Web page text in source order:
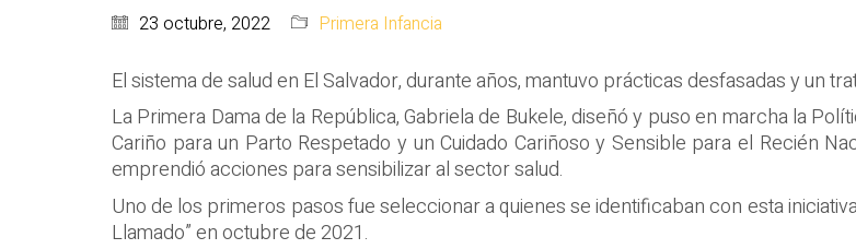
23 octubre, 2022 Primera Infancia
El sistema de salud en El Salvador, durante años, mantuvo prácticas desfasadas y un
La Primera Dama de la República, Gabriela de Bukele, diseñó y puso en marcha la
Cariño para un Parto Respetado y un Cuidado Cariñoso y Sensible para el Recién
emprendió acciones para sensibilizar al sector salud.
Uno de los primeros pasos fue seleccionar a quienes se identificaban con esta
Llamado” en octubre de 2021.